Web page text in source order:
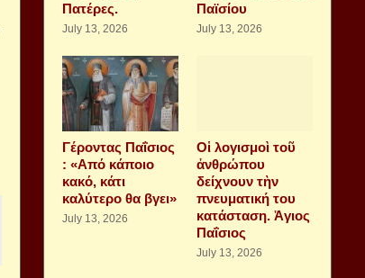
Πατέρες.
July 13, 2026
Παϊσίου
July 13, 2026
Γέροντας Παΐσιος
: «Από κάποιο
κακό, κάτι
καλύτερο θα βγει»
July 13, 2026
Οἱ λογισμοὶ τοῦ
ἀνθρώπου
δείχνουν τὴν
πνευματική του
κατάσταση. Ἁγιος
Παΐσιος
July 13, 2026